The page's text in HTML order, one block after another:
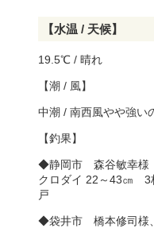
【水温 / 天候】
19.5℃ / 晴れ
【潮 / 風】
中潮 / 南西風やや強い
【釣果】
◆静岡市 森谷敏幸様
クロダイ 22～43㎝
戸
◆袋井市 橋本修司様